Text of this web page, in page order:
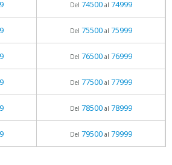
Del 74500al 74999
Del 75500al 75999
Del 76500al 76999
Del 77500al 77999
Del 78500al 78999
Del 79500al 79999